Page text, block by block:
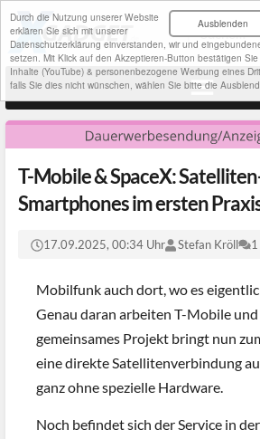
Ausblenden
Durch die Nutzung unserer Website
erklären Sie sich mit unserer
Datenschutzerklärung einverstanden, wir und
setzen. Mit Klick auf den Akzeptieren-Button bestätigen
Inhalte (YouTube) & personenbezogene Werbung eines
falls Sie dies nicht wünschen, wählen Sie bitte die
T-Mobile & SpaceX:
Smartphones im ersten
17.09.2025, 00:34 Uhr Stefan Kröll
Mobilfunk auch dort, wo es
Genau daran arbeiten T-Mobile und
gemeinsames Projekt bringt nun
eine direkte Satellitenverbindung
ganz ohne spezielle Hardware.
Noch befindet sich der Service in